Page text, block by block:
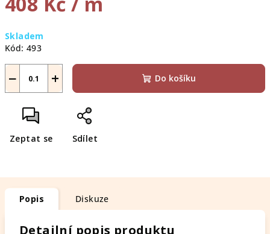
cena:
Skladem
Kód: 493
+
− Do košíku
Zeptat se Sdílet
Popis Diskuze
Detailní popis produktu